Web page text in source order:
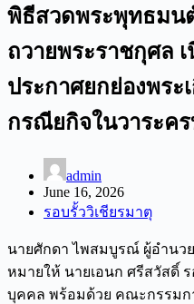
พิธีสวดพระพุทธมน
ถวายพระราชกุศล
ประกาศยกย่องพร
กรณียกิจในวาระคร
admin
June 16, 2026
รอบรั้ววิเชียรมาตุ
นายศักดา ไพสมบูรณ์ ผู้อำนว
หมายให้ นายเอนก ศรีสวัสดิ์
บุคคล พร้อมด้วย คณะกรรมก